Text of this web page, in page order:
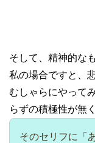
そして、精神的な
私の場合ですと、
むしゃらにやって
らずの積極性が無
そのセリフに「